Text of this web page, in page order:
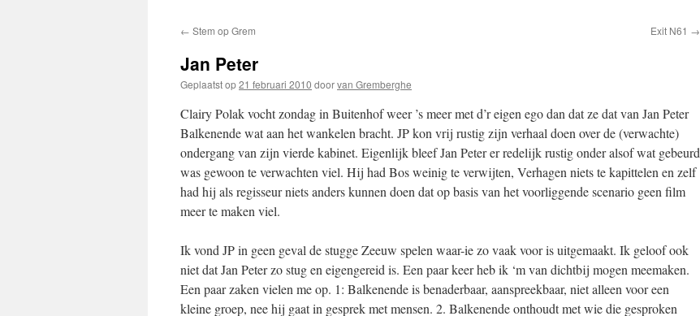
← Stem op Grem Exit N61 →
Jan Peter
Geplaatst op21 februari 2010 doorvan Gremberghe
Clairy Polak vocht zondag in Buitenhof weer ’s meer met d’r eigen ego dan dat ze dat van Jan Peter
Balkenende wat aan het wankelen bracht. JP kon vrij rustig zijn verhaal doen over de (verwachte)
ondergang van zijn vierde kabinet. Eigenlijk bleef Jan Peter er redelijk rustig onder alsof wat gebeurd
was gewoon te verwachten viel. Hij had Bos weinig te verwijten, Verhagen niets te kapittelen en zelf
had hij als regisseur niets anders kunnen doen dat op basis van het voorliggende scenario geen film
meer te maken viel.
Ik vond JP in geen geval de stugge Zeeuw spelen waar-ie zo vaak voor is uitgemaakt. Ik geloof ook
niet dat Jan Peter zo stug en eigengereid is. Een paar keer heb ik ‘m van dichtbij mogen meemaken.
Een paar zaken vielen me op. 1: Balkenende is benaderbaar, aanspreekbaar, niet alleen voor een
kleine groep, nee hij gaat in gesprek met mensen. 2. Balkenende onthoudt met wie die gesproken